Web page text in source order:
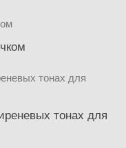
тонах для